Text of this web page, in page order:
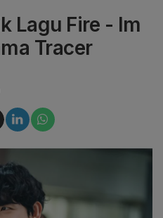
Lagu Fire - Im
Tracer